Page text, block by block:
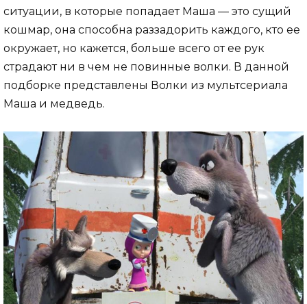
ситуации, в которые попадает Маша — это сущий
кошмар, она способна раззадорить каждого, кто ее
окружает, но кажется, больше всего от ее рук
страдают ни в чем не повинные волки. В данной
подборке представлены Волки из мультсериала
Маша и медведь.